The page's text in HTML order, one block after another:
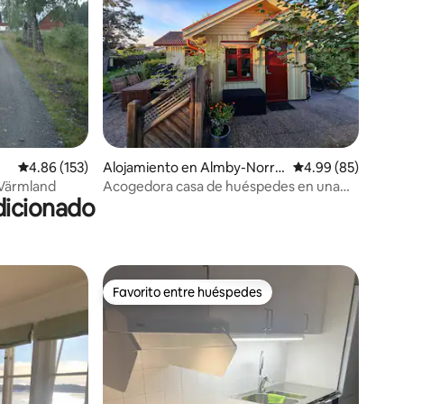
Calificación promedio: 4.86 de 5, 153 reseñas
4.86 (153)
Alojamiento en Almby-Norrb
yås
Calificación
4.99 (85)
Acogedora casa de huéspedes en una
Favorito entre huéspedes
Favorito entre huéspedes